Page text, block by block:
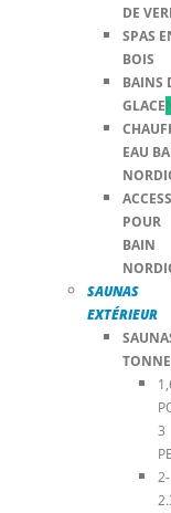
DE
SPAS
BOIS
BAINS
GLACE
EAU
POUR
BAIN
SAUNAS
EXTÉRIEUR
3
2-